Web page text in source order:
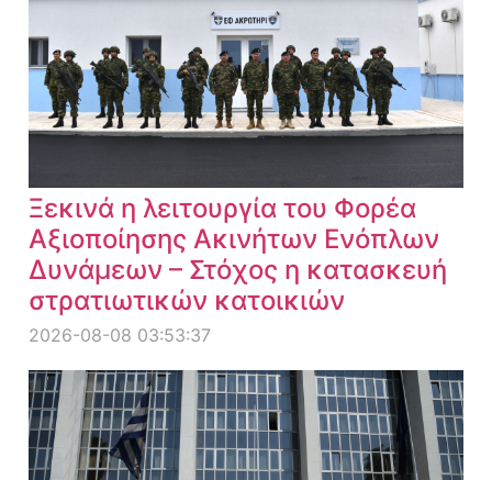
Ξεκινά η λειτουργία του Φορέα
Αξιοποίησης Ακινήτων Ενόπλων
Δυνάμεων – Στόχος η κατασκευή
στρατιωτικών κατοικιών
2026-08-08 03:53:37